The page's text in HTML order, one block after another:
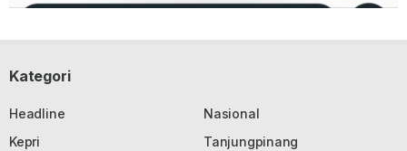
Kategori
Headline
Nasional
Kepri
Tanjungpinang